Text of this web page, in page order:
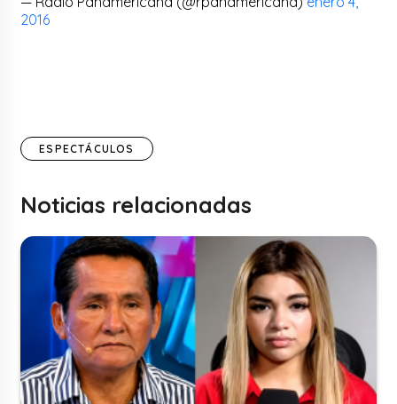
2016
ESPECTÁCULOS
Noticias relacionadas